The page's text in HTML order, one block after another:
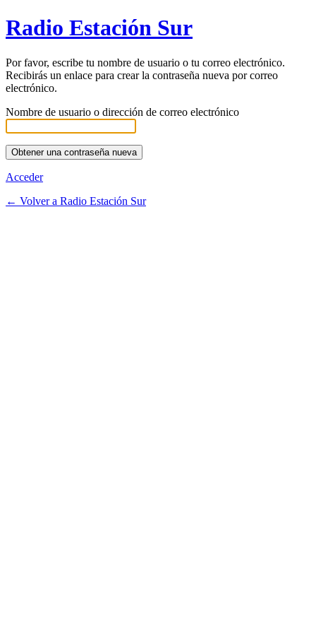
Radio Estación Sur
Por favor, escribe tu nombre de usuario o tu correo electrónico.
Recibirás un enlace para crear la contraseña nueva por correo
electrónico.
Nombre de usuario o dirección de correo electrónico
Acceder
← Volver a Radio Estación Sur